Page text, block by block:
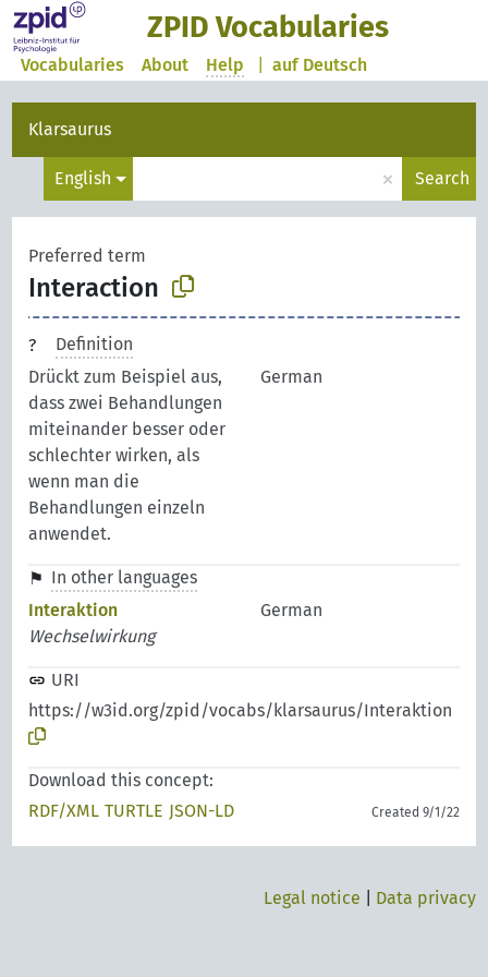
ZPID Vocabularies
auf Deutsch
Vocabularies About Help
Klarsaurus
English × Search
Preferred term
Interaction
Definition
Drückt zum Beispiel aus,
dass zwei Behandlungen
miteinander besser oder
schlechter wirken, als
wenn man die
Behandlungen einzeln
anwendet.
German
In other languages
Interaktion
German
Wechselwirkung
URI
https://w3id.org/zpid/vocabs/klarsaurus/Interaktion
Download this concept:
RDF/XML TURTLE JSON-LD Created 9/1/22
Legal notice Data privacy